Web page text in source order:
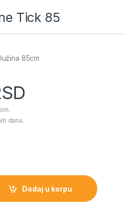
Tick 85
85cm
dana.
Dodaj u korpu